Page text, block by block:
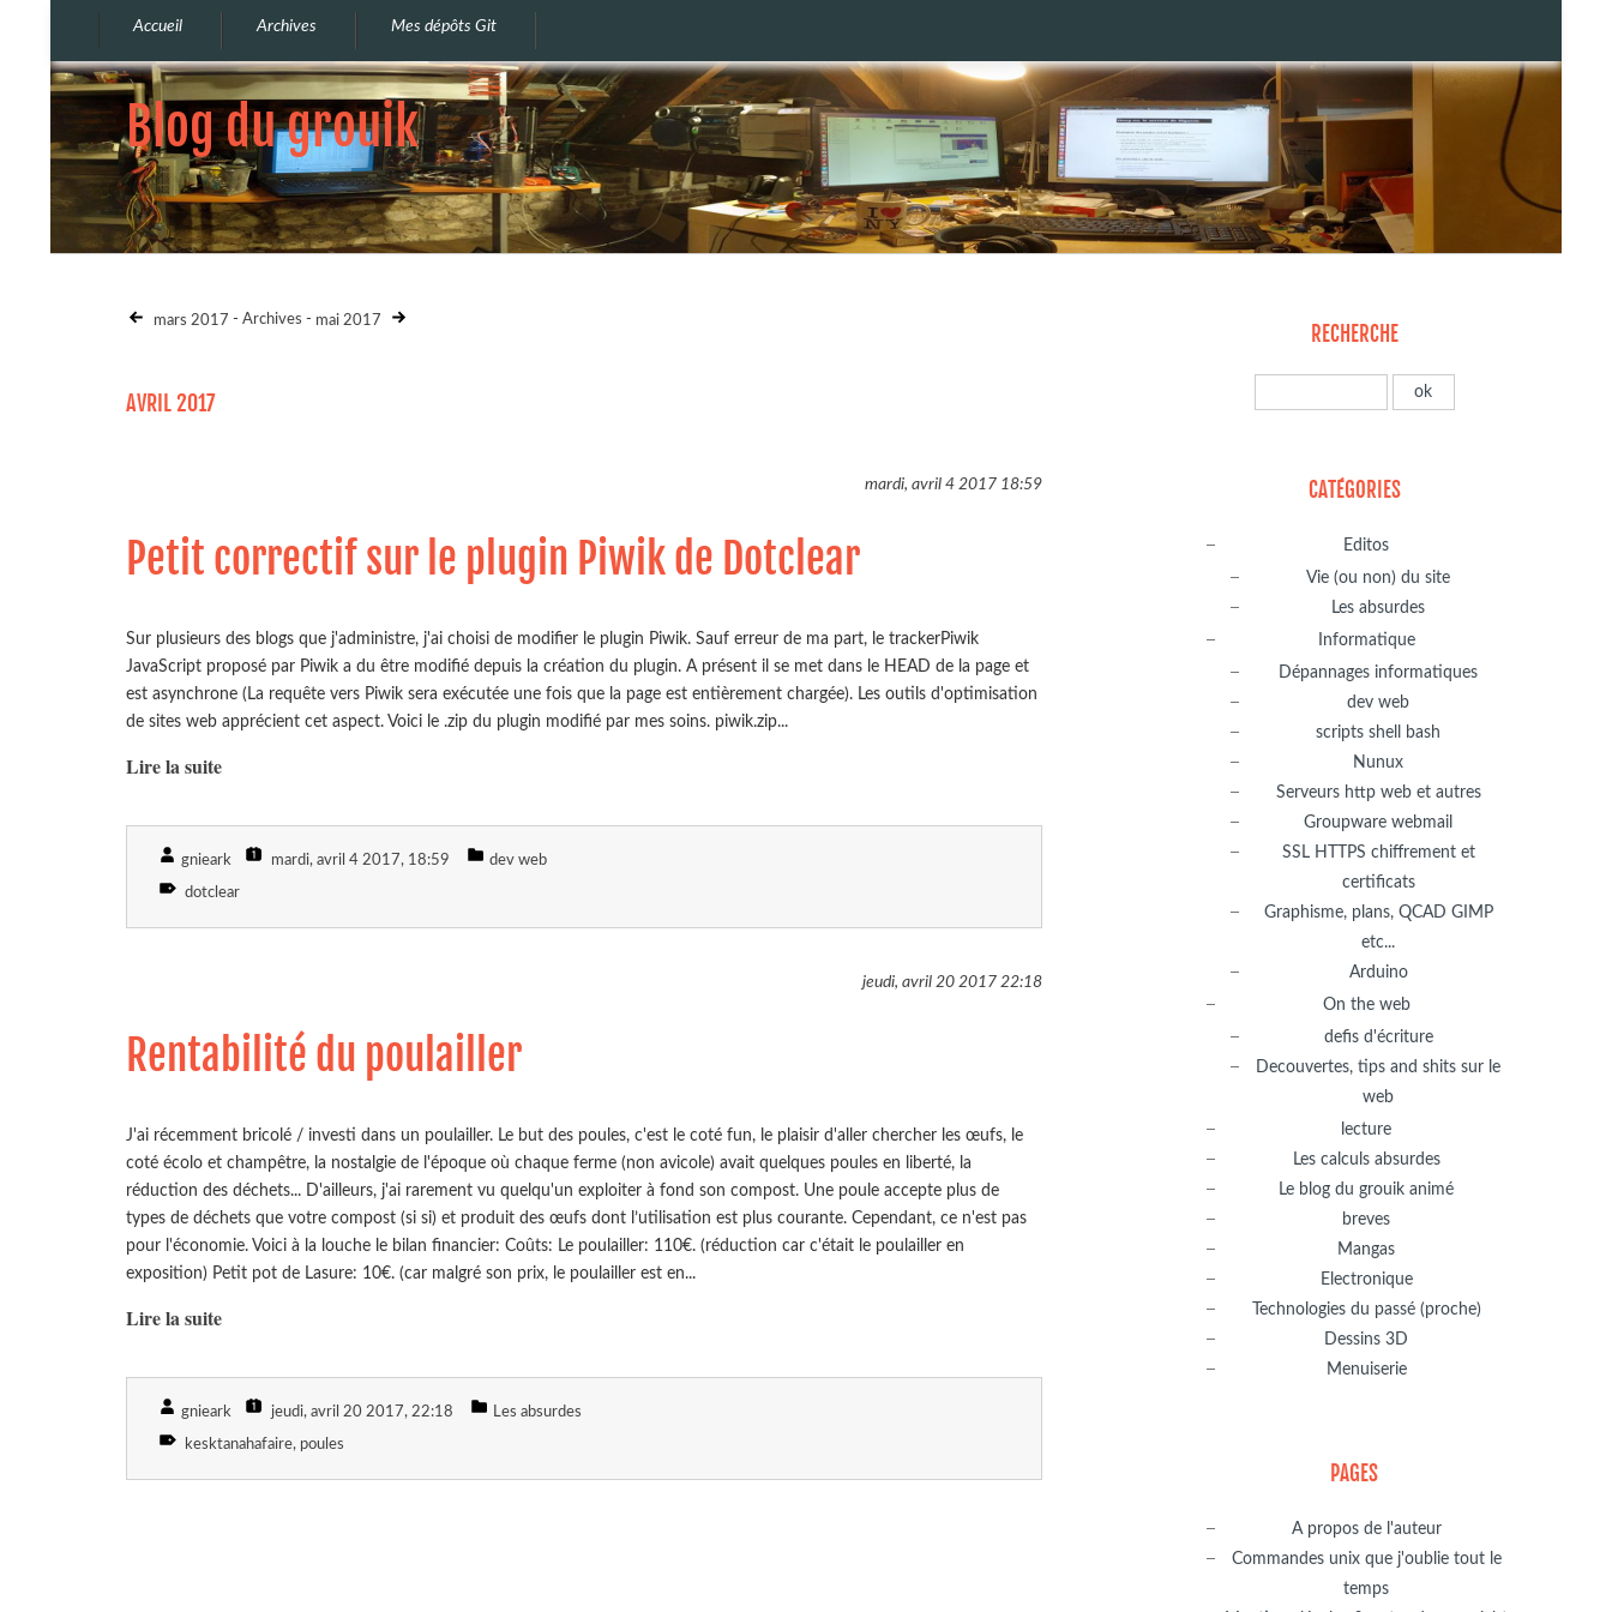
Accueil Archives Mes dépôts Git
Blog du grouik
mars 2017 - Archives - mai 2017
AVRIL 2017
mardi, avril 4 2017 18:59
Petit correctif sur le plugin Piwik de Dotclear
Sur plusieurs des blogs que j'administre, j'ai choisi de modifier le plugin Piwik. Sauf erreur de ma part, le trackerPiwik
JavaScript proposé par Piwik a du être modifié depuis la création du plugin. A présent il se met dans le HEAD de la page et
est asynchrone (La requête vers Piwik sera exécutée une fois que la page est entièrement chargée). Les outils d'optimisation
de sites web apprécient cet aspect. Voici le .zip du plugin modifié par mes soins. piwik.zip...
Lire la suite
gnieark mardi, avril 4 2017, 18:59 dev web
dotclear
jeudi, avril 20 2017 22:18
Rentabilité du poulailler
J'ai récemment bricolé / investi dans un poulailler. Le but des poules, c'est le coté fun, le plaisir d'aller chercher les œufs, le
coté écolo et champêtre, la nostalgie de l'époque où chaque ferme (non avicole) avait quelques poules en liberté, la
réduction des déchets... D'ailleurs, j'ai rarement vu quelqu'un exploiter à fond son compost. Une poule accepte plus de
types de déchets que votre compost (si si) et produit des œufs dont l’utilisation est plus courante. Cependant, ce n'est pas
pour l'économie. Voici à la louche le bilan financier: Coûts: Le poulailler: 110€. (réduction car c'était le poulailler en
exposition) Petit pot de Lasure: 10€. (car malgré son prix, le poulailler est en...
Lire la suite
gnieark jeudi, avril 20 2017, 22:18 Les absurdes
kesktanahafaire poules
RECHERCHE
CATÉGORIES
Editos
Vie (ou non) du site
Les absurdes
Informatique
Dépannages informatiques
dev web
scripts shell bash
Nunux
Serveurs http web et autres
Groupware webmail
SSL HTTPS chiffrement et
certificats
Graphisme, plans, QCAD GIMP
etc...
Arduino
On the web
defis d'écriture
Decouvertes, tips and shits sur le
web
lecture
Les calculs absurdes
Le blog du grouik animé
breves
Mangas
Electronique
Technologies du passé (proche)
Dessins 3D
Menuiserie
PAGES
A propos de l'auteur
Commandes unix que j'oublie tout le
temps